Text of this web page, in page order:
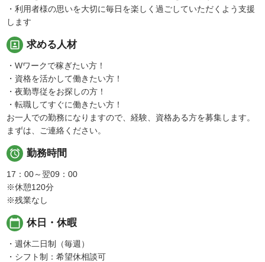
・利用者様の思いを大切に毎日を楽しく過ごしていただくよう支援
します
portrait 求める人材
・Wワークで稼ぎたい方！
・資格を活かして働きたい方！
・夜勤専従をお探しの方！
・転職してすぐに働きたい方！
お一人での勤務になりますので、経験、資格ある方を募集します。
まずは、ご連絡ください。
 勤務時間
17：00～翌09：00
※休憩120分
※残業なし
calendar_today 休日・休暇
・週休二日制（毎週）
・シフト制：希望休相談可